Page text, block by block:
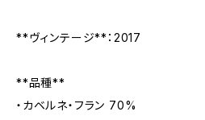
**ヴィンテージ**：2017
**品種**
・カベルネ・フラン 70%